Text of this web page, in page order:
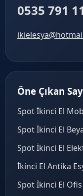
0535 791
Öne Çıkan
Spot İkinci El
Spot İkinci El
Spot İkinci El
İkinci El Antika
Spot İkinci El Ofis